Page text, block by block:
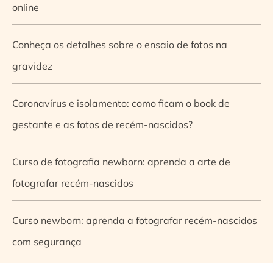
online
Conheça os detalhes sobre o ensaio de fotos na
gravidez
Coronavírus e isolamento: como ficam o book de
gestante e as fotos de recém-nascidos?
Curso de fotografia newborn: aprenda a arte de
fotografar recém-nascidos
Curso newborn: aprenda a fotografar recém-nascidos
com segurança